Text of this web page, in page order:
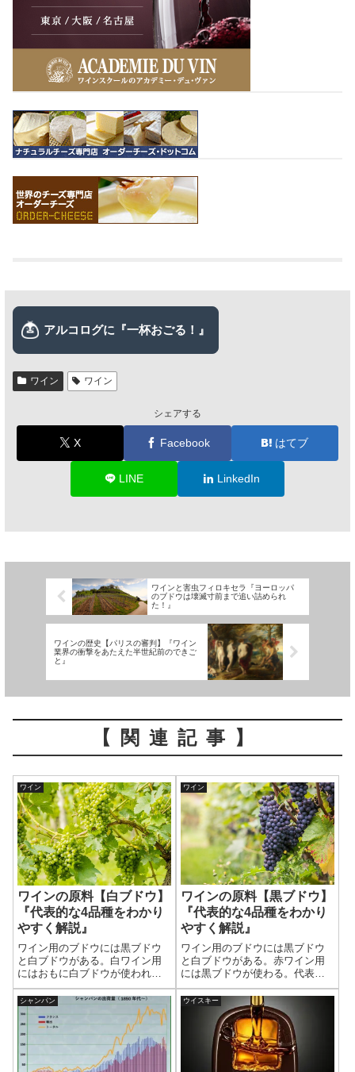
ワイン ワイン
シェアする
X Facebook はてブ
LINE LinkedIn
ワインと害虫フィロキセラ『ヨーロッパ
のブドウは壊滅寸前まで追い詰められ
た！』
ワインの歴史【パリスの審判】『ワイン
業界の衝撃をあたえた半世紀前のできご
と』
【関連記事】
ワイン
ワインの原料【白ブドウ】
『代表的な4品種をわかり
やすく解説』
ワイン用のブドウには黒ブドウ
と白ブドウがある。白ワイン用
にはおもに白ブドウが使われる
が、黒ブドウが使われることも
ある。代表的な4品種を紹介す
る。●シャルドネ ●ソーヴィニ
ヨン･ブラン ●リースリング ●
ピノ･グリ(ピノ･グリージョ)
ワイン
ワインの原料【黒ブドウ】
『代表的な4品種をわかり
やすく解説』
ワイン用のブドウには黒ブドウ
と白ブドウがある。赤ワイン用
には黒ブドウが使わる。代表的
な4品種の特徴をわかりやすく説
明する。●カベルネ･ソーヴィニ
ヨン ●メルロー ●ピノ･ノワー
ル ●シラー(シラーズ)
シャンパン ウイスキー